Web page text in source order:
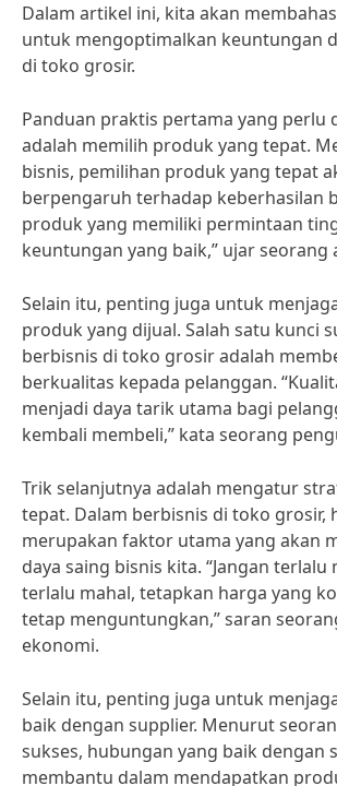
Dalam artikel ini, kita akan
untuk mengoptimalkan keuntungan
di toko grosir.
Panduan praktis pertama yang perlu
adalah memilih produk yang tepat.
bisnis, pemilihan produk yang tepat
berpengaruh terhadap keberhasilan
produk yang memiliki permintaan
keuntungan yang baik,” ujar seorang
Selain itu, penting juga untuk
produk yang dijual. Salah satu kunci
berbisnis di toko grosir adalah
berkualitas kepada pelanggan.
menjadi daya tarik utama bagi
kembali membeli,” kata seorang
Trik selanjutnya adalah mengatur
tepat. Dalam berbisnis di toko grosir,
merupakan faktor utama yang akan
daya saing bisnis kita. “Jangan terlalu
terlalu mahal, tetapkan harga yang
tetap menguntungkan,” saran
ekonomi.
Selain itu, penting juga untuk
baik dengan supplier. Menurut
sukses, hubungan yang baik dengan
membantu dalam mendapatkan